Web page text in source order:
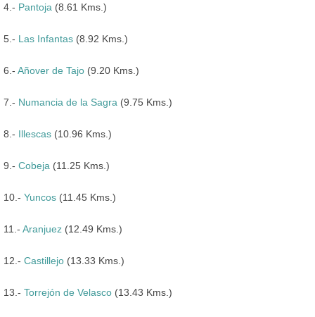
4.- Pantoja (8.61 Kms.)
5.- Las Infantas (8.92 Kms.)
6.- Añover de Tajo (9.20 Kms.)
7.- Numancia de la Sagra (9.75 Kms.)
8.- Illescas (10.96 Kms.)
9.- Cobeja (11.25 Kms.)
10.- Yuncos (11.45 Kms.)
11.- Aranjuez (12.49 Kms.)
12.- Castillejo (13.33 Kms.)
13.- Torrejón de Velasco (13.43 Kms.)